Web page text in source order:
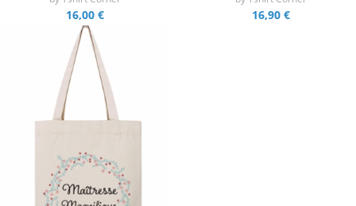
16,00 € 16,90 €